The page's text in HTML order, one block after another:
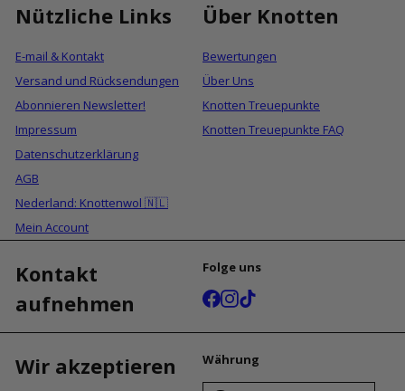
Nützliche Links
E-mail & Kontakt
Versand und Rücksendungen
Abonnieren Newsletter!
Impressum
Datenschutzerklärung
AGB
Nederland: Knottenwol 🇳🇱
Mein Account
Über Knotten
Bewertungen
Über Uns
Knotten Treuepunkte
Knotten Treuepunkte FAQ
Kontakt
aufnehmen
Folge uns
Facebook
Instagram
Wir akzeptieren Währung